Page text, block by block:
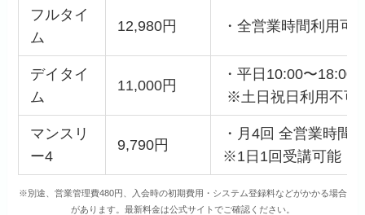
フルタイ
ム
12,980円 ・全営業時間利用可
デイタイ
ム
11,000円
・平日10:00〜18:00
※土日祝日利用不可
マンスリ
ー4
9,790円
・月4回 全営業時間
※1日1回受講可能
※別途、営業管理費480円、入会時の初期費用・システム登録料などがかかる場合
があります。最新料金は公式サイトでご確認ください。